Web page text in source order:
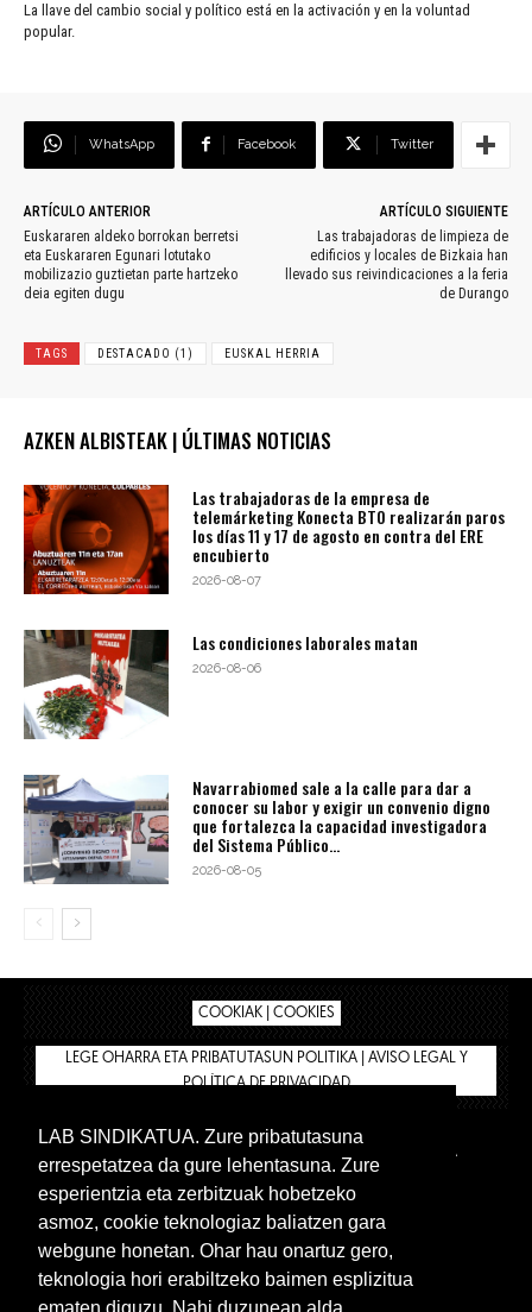
La llave del cambio social y político está en la activación y en la voluntad
popular.
WhatsApp Facebook Twitter
ARTÍCULO ANTERIOR
Euskararen aldeko borrokan berretsi
eta Euskararen Egunari lotutako
mobilizazio guztietan parte hartzeko
deia egiten dugu
ARTÍCULO SIGUIENTE
Las trabajadoras de limpieza de
edificios y locales de Bizkaia han
llevado sus reivindicaciones a la feria
de Durango
TAGS DESTACADO (1) EUSKAL HERRIA
AZKEN ALBISTEAK | ÚLTIMAS NOTICIAS
Las trabajadoras de la empresa de
telemárketing Konecta BTO realizarán paros
los días 11 y 17 de agosto en contra del ERE
encubierto
2026-08-07
Las condiciones laborales matan
2026-08-06
Navarrabiomed sale a la calle para dar a
conocer su labor y exigir un convenio digno
que fortalezca la capacidad investigadora
del Sistema Público...
2026-08-05
COOKIAK | COOKIES
LEGE OHARRA ETA PRIBATUTASUN POLITIKA | AVISO LEGAL Y
POLÍTICA DE PRIVACIDAD
BIZILAN.EUS
TIENDA
INTRANET 🔑
Euskera Castellano
LAB SINDIKATUA. Zure pribatutasuna
errespetatzea da gure lehentasuna. Zure
esperientzia eta zerbitzuak hobetzeko
asmoz, cookie teknologiaz baliatzen gara
webgune honetan. Ohar hau onartuz gero,
teknologia hori erabiltzeko baimen esplizitua